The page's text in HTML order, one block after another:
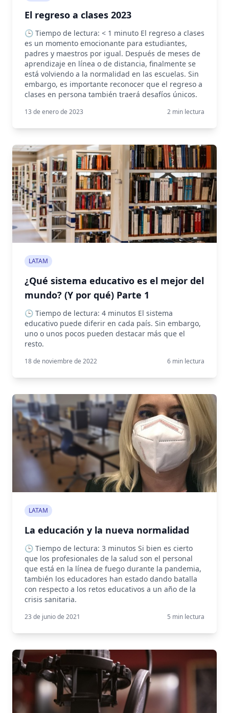
El regreso a clases 2023
🕒 Tiempo de lectura: < 1 minuto El regreso a clases
es un momento emocionante para estudiantes,
padres y maestros por igual. Después de meses de
aprendizaje en línea o de distancia, finalmente se
está volviendo a la normalidad en las escuelas. Sin
embargo, es importante reconocer que el regreso a
clases en persona también traerá desafíos únicos.
13 de enero de 2023 2 min lectura
LATAM
¿Qué sistema educativo es el mejor del
mundo? (Y por qué) Parte 1
🕒 Tiempo de lectura: 4 minutos El sistema
educativo puede diferir en cada país. Sin embargo,
uno o unos pocos pueden destacar más que el
resto.
18 de noviembre de 2022 6 min lectura
LATAM
La educación y la nueva normalidad
🕒 Tiempo de lectura: 3 minutos Si bien es cierto
que los profesionales de la salud son el personal
que está en la línea de fuego durante la pandemia,
también los educadores han estado dando batalla
con respecto a los retos educativos a un año de la
crisis sanitaria.
23 de junio de 2021 5 min lectura